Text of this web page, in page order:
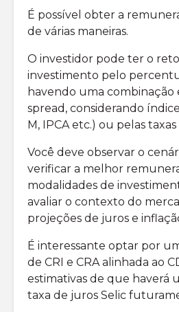
É possível obter a
de várias maneiras.
O investidor pode ter o
investimento pelo
havendo uma combinação
spread, considerando
M, IPCA etc.) ou pelas
Você deve observar o
verificar a melhor
modalidades de
avaliar o contexto do
projeções de juros e
É interessante optar por
de CRI e CRA alinhada ao
estimativas de que haverá
taxa de juros Selic